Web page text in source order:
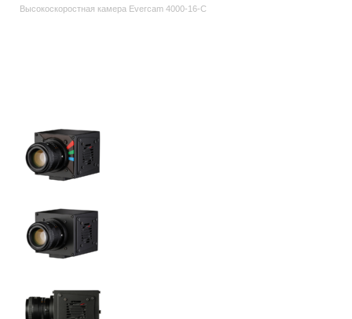
Высокоскоростная камера Evercam 4000-16-С